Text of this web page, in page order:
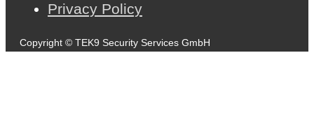
Privacy Policy
Copyright © TEK9 Security Services GmbH